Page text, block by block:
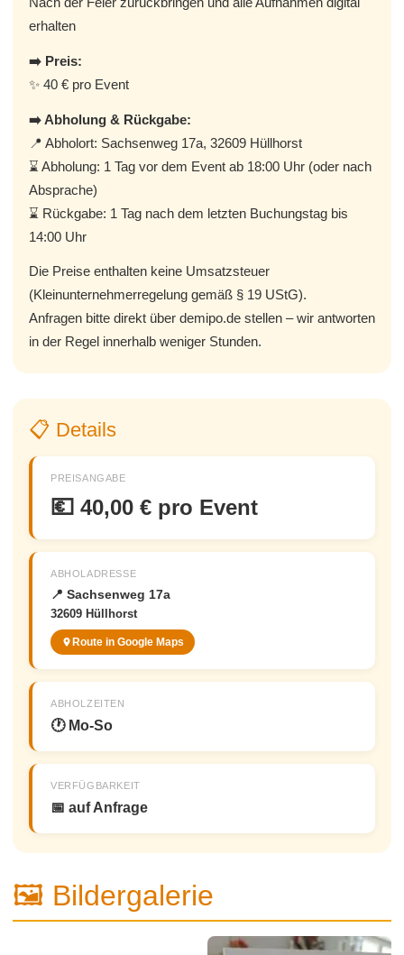
erhalten
➡️ Preis:
✨ 40 € pro Event
➡️ Abholung & Rückgabe:
📍 Abholort: Sachsenweg 17a, 32609 Hüllhorst
⌛ Abholung: 1 Tag vor dem Event ab 18:00 Uhr (oder nach
Absprache)
⌛ Rückgabe: 1 Tag nach dem letzten Buchungstag bis
14:00 Uhr
Die Preise enthalten keine Umsatzsteuer
(Kleinunternehmerregelung gemäß § 19 UStG).
Anfragen bitte direkt über demipo.de stellen – wir antworten
in der Regel innerhalb weniger Stunden.
📋 Details
PREISANGABE
💶 40,00 € pro Event
ABHOLADRESSE
📍 Sachsenweg 17a
32609 Hüllhorst
Route in Google Maps
ABHOLZEITEN
🕐 Mo-So
VERFÜGBARKEIT
📅 auf Anfrage
🖼 Bildergalerie